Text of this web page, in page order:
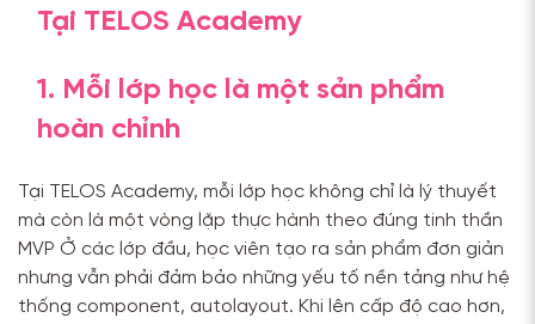
Tại TELOS Academy
1. Mỗi lớp học là một sản phẩm
hoàn chỉnh
Tại TELOS Academy, mỗi lớp học không chỉ là lý thuyết
mà còn là một vòng lặp thực hành theo đúng tinh thần
MVP Ở các lớp đầu, học viên tạo ra sản phẩm đơn giản
nhưng vẫn phải đảm bảo những yếu tố nền tảng như hệ
thống component, autolayout. Khi lên cấp độ cao hơn,